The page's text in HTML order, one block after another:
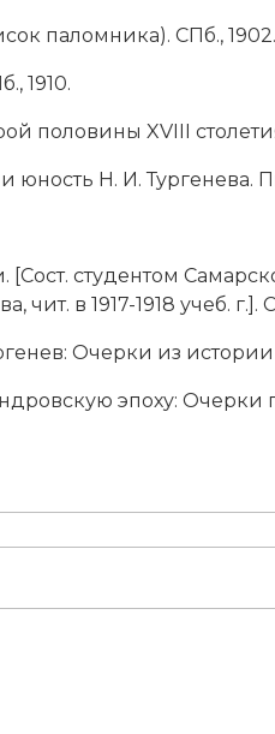
паломника). СПб., 1902.
1910.
половины XVIII
Н. И. Тургенева.
студентом
в 1917-1918 учеб. г.].
Очерки из
эпоху: